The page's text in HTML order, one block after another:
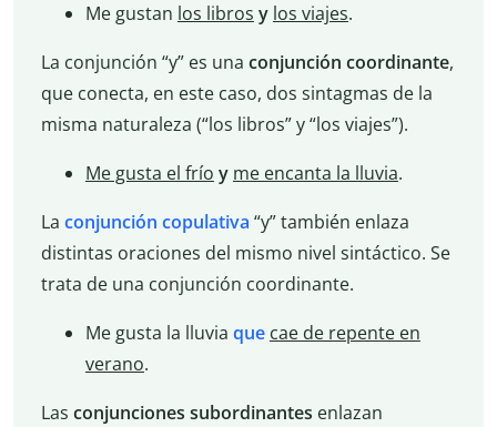
Me gustan los libros y los viajes.
La conjunción “y” es una conjunción coordinante,
que conecta, en este caso, dos sintagmas de la
misma naturaleza (“los libros” y “los viajes”).
Me gusta el frío y me encanta la lluvia.
La conjunción copulativa “y” también enlaza
distintas oraciones del mismo nivel sintáctico. Se
trata de una conjunción coordinante.
Me gusta la lluvia que cae de repente en
verano.
Las conjunciones subordinantes enlazan